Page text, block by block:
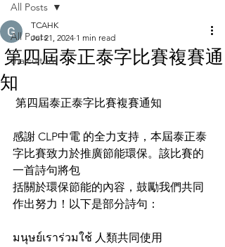
All Posts
thaiculture
All Posts
第四屆泰正泰字比賽複賽通
知
TCAHK
Jul 21, 2024 1 min read
第四屆泰正泰字比賽複賽通知
感謝 CLP中電 的全力支持，本屆泰正泰
字比賽致力於推廣節能環保。該比賽的
一首詩句將包
括關於環保節能的內容，鼓勵我們共同
作出努力！以下是部分詩句：
มนุษย์เราร่วมใช้ 人類共同使用